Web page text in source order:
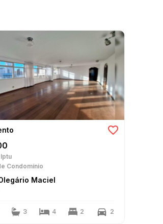
Condomínio
Maciel
3 4 2 2